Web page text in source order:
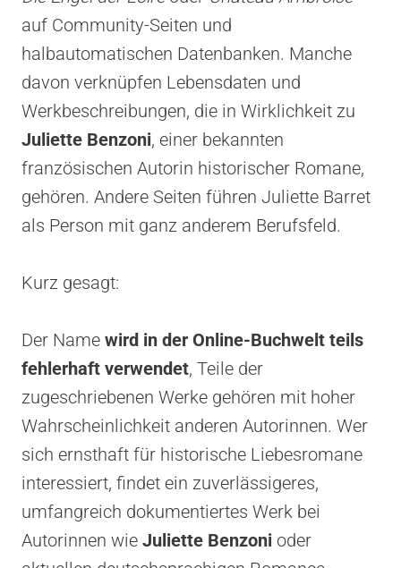
auf Community-Seiten und
halbautomatischen Datenbanken. Manche
davon verknüpfen Lebensdaten und
Werkbeschreibungen, die in Wirklichkeit zu
Juliette Benzoni, einer bekannten
französischen Autorin historischer Romane,
gehören. Andere Seiten führen Juliette Barret
als Person mit ganz anderem Berufsfeld.
Kurz gesagt:
Der Name wird in der Online-Buchwelt teils
fehlerhaft verwendet, Teile der
zugeschriebenen Werke gehören mit hoher
Wahrscheinlichkeit anderen Autorinnen. Wer
sich ernsthaft für historische Liebesromane
interessiert, findet ein zuverlässigeres,
umfangreich dokumentiertes Werk bei
Autorinnen wie Juliette Benzoni oder